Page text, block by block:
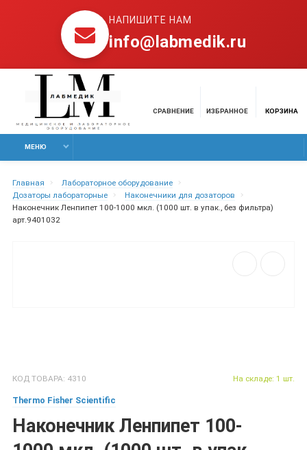
НАПИШИТЕ НАМ
info@labmedik.ru
СРАВНЕНИЕ ИЗБРАННОЕ КОРЗИНА
МЕНЮ
Главная
Лабораторное оборудование
Дозаторы лабораторные
Наконечники для дозаторов
Наконечник Ленпипет 100-1000 мкл. (1000 шт. в упак., без фильтра)
арт.9401032
КОД ТОВАРА: 4310
Thermo Fisher Scientific
Наконечник Ленпипет 100-
На складе: 1 шт.